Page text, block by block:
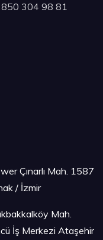
304 98 81
Çınarlı Mah. 1587
/ İzmir
Mah.
İş Merkezi Ataşehir